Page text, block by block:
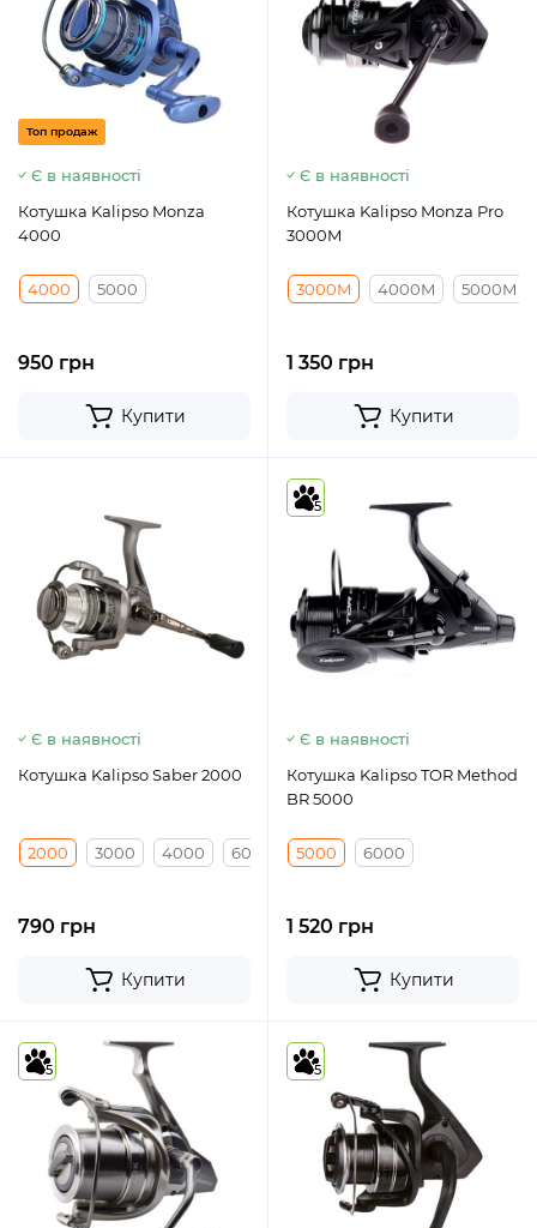
Топ продаж
Є в наявності
Котушка Kalipso Monza
4000
4000 5000
950 грн
Купити
Є в наявності
Котушка Kalipso Monza Pro
3000M
3000M 4000M 5000M
1 350 грн
Купити
Є в наявності
Котушка Kalipso Saber 2000
2000 3000 4000 6000
790 грн
Купити
5
Є в наявності
Котушка Kalipso TOR Method
BR 5000
5000 6000
1 520 грн
Купити
5 5